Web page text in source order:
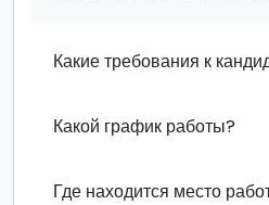
Какие требования к
Какой график работы?
Где находится место